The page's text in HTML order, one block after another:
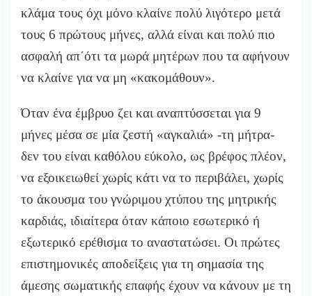
κλάμα τους όχι μόνο κλαίνε πολύ λιγότερο μετά
τους 6 πρώτους μήνες, αλλά είναι και πολύ πιο
ασφαλή απ΄ότι τα μωρά μητέρων που τα αφήνουν
να κλαίνε για να μη «κακομάθουν».
Όταν ένα έμβρυο ζει και αναπτύσσεται για 9
μήνες μέσα σε μία ζεστή «αγκαλιά» -τη μήτρα-
δεν του είναι καθόλου εύκολο, ως βρέφος πλέον,
να εξοικειωθεί χωρίς κάτι να το περιβάλει, χωρίς
το άκουσμα του γνώριμου χτύπου της μητρικής
καρδιάς, ιδιαίτερα όταν κάποιο εσωτερικό ή
εξωτερικό ερέθισμα το αναστατώσει. Οι πρώτες
επιστημονικές αποδείξεις για τη σημασία της
άμεσης σωματικής επαφής έχουν να κάνουν με τη